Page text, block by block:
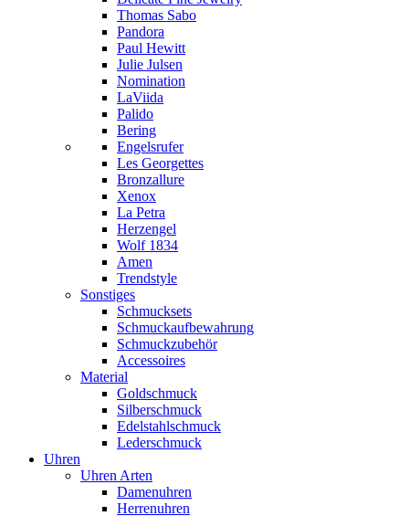
Thomas Sabo
Pandora
Paul Hewitt
Julie Julsen
Nomination
LaViida
Palido
Bering
Engelsrufer
Les Georgettes
Bronzallure
Xenox
La Petra
Herzengel
Wolf 1834
Amen
Trendstyle
Sonstiges
Schmucksets
Schmuckaufbewahrung
Schmuckzubehör
Accessoires
Material
Goldschmuck
Silberschmuck
Edelstahlschmuck
Lederschmuck
Uhren
Uhren Arten
Damenuhren
Herrenuhren